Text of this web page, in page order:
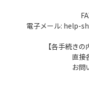
電子メール: help-
【各手続き
直接
お問